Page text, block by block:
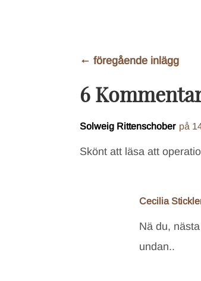
←föregående inlägg
6
Solweig Rittenschober på
Skönt att läsa att
Cecilia
Nä du,
undan..